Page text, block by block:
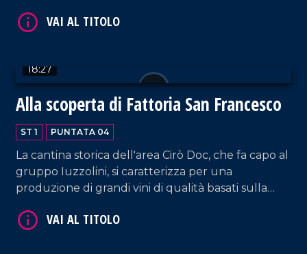
18:27
Alla scoperta di Fattoria San Francesco
ST 1 PUNTATA 04
La cantina storica dell'area Cirò Doc, che fa capo al
gruppo Iuzzolini, si caratterizza per una
produzione di grandi vini di qualità basati sulla
Gaglioppo, il Pecorello, il Greco Bianco. Intervista a